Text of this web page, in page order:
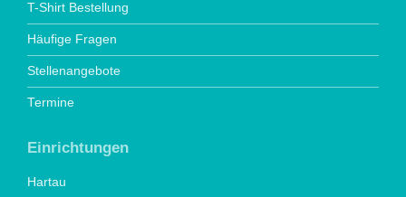
T-Shirt Bestellung
Häufige Fragen
Stellenangebote
Termine
Einrichtungen
Hartau